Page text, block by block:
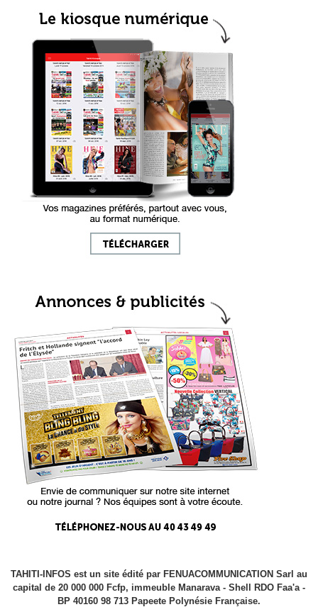
TAHITI-INFOS est un site édité par FENUACOMMUNICATION Sarl au
capital de 20 000 000 Fcfp, immeuble Manarava - Shell RDO Faa'a -
BP 40160 98 713 Papeete Polynésie Française.